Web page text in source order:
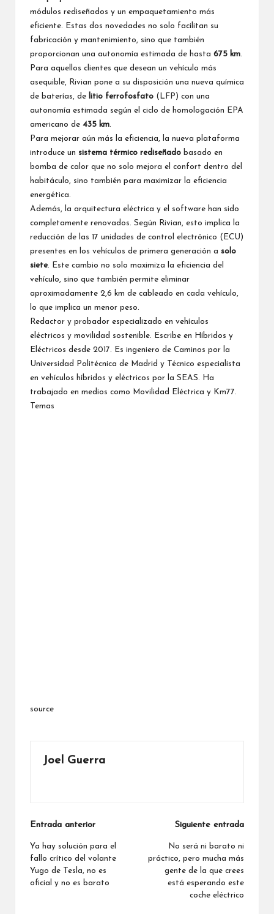
módulos rediseñados y un empaquetamiento más
eficiente. Estas dos novedades no solo facilitan su
fabricación y mantenimiento, sino que también
proporcionan una autonomía estimada de hasta 675 km
Para aquellos clientes que desean un vehículo más
asequible, Rivian pone a su disposición una nueva química
de baterías, de litio ferrofosfato (LFP) con una
autonomía estimada según el ciclo de homologación EPA
americano de 435 km
Para mejorar aún más la eficiencia, la nueva plataforma
introduce un sistema térmico rediseñado basado en
bomba de calor que no solo mejora el confort dentro del
habitáculo, sino también para maximizar la eficiencia
energética.
Además, la arquitectura eléctrica y el software han sido
completamente renovados. Según Rivian, esto implica la
reducción de las 17 unidades de control electrónico (ECU)
presentes en los vehículos de primera generación a solo
siete. Este cambio no solo maximiza la eficiencia del
vehículo, sino que también permite eliminar
aproximadamente 2,6 km de cableado en cada vehículo,
lo que implica un menor peso.
Redactor y probador especializado en vehículos
eléctricos y movilidad sostenible. Escribe en Híbridos y
Eléctricos desde 2017. Es ingeniero de Caminos por la
Universidad Politécnica de Madrid y Técnico especialista
en vehículos híbridos y eléctricos por la SEAS . Ha
trabajado en medios como Movilidad Eléctrica y Km77.
Temas
source
Joel Guerra
Navegación
de
entradas
Entrada anterior
Ya hay solución para el
fallo crítico del volante
Yugo de Tesla, no es
oficial y no es barato
Siguiente entrada
No será ni barato ni
práctico, pero mucha más
gente de la que crees
está esperando este
coche eléctrico